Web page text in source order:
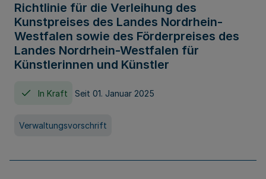
Richtlinie für die Verleihung des
Kunstpreises des Landes Nordrhein-
Westfalen sowie des Förderpreises des
Landes Nordrhein-Westfalen für
Künstlerinnen und Künstler
In Kraft Seit 01. Januar 2025
Verwaltungsvorschrift